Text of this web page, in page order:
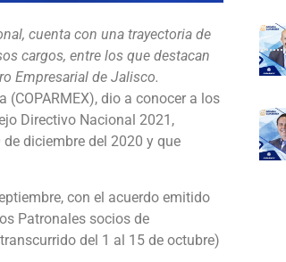
cuenta con una trayectoria de
cargos, entre los que destacan
Empresarial de Jalisco.
dio a conocer a los
Directivo Nacional 2021,
diciembre del 2020 y que
con el acuerdo emitido
Patronales socios de
del 1 al 15 de octubre)